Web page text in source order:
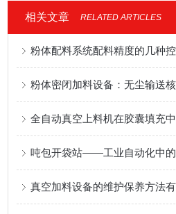
相关文章 RELATED ARTICLES
粉体配料系统配料精度的几种
粉体密闭加料设备：无尘输送
全自动真空上料机在胶囊填充
吨包开袋站——工业自动化中
真空加料设备的维护保养方法